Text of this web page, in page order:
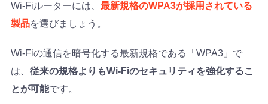
Wi-Fiルーターには、 最新規格のWPA3が採用されている
製品を選びましょう。
Wi-Fiの通信を暗号化する最新規格である「WPA3」で
は、 従来の規格よりもWi-Fiのセキュリティを強化するこ
とが可能です。